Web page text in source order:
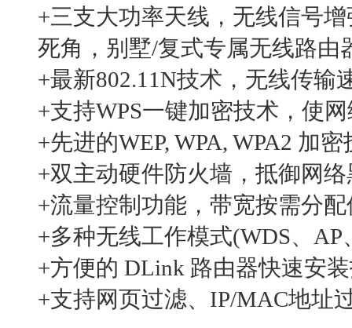
+三支大功率天线，无线信号
死角，别墅/复式专属无线路由
+最新802.11N技术，无线传输
+支持WPS一键加密技术，使
+先进的WEP, WPA, WPA2 加
+双主动硬件防火墙，抵御网
+流量控制功能，带宽按需分
+多种无线工作模式(WDS、AP
+方便的 DLink 路由器快速安
+支持网页过滤、IP/MAC地址